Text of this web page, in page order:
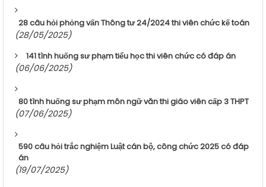
28 câu hỏi phỏng vấn Thông tư 24/2024 thi viên chức kế toán
(28/05/2025)
141 tình huống sư phạm tiểu học thi viên chức có đáp án
(06/06/2025)
80 tình huống sư phạm môn ngữ văn thi giáo viên cấp 3 THPT
(07/06/2025)
590 câu hỏi trắc nghiệm Luật cán bộ, công chức 2025 có đáp
án
(19/07/2025)